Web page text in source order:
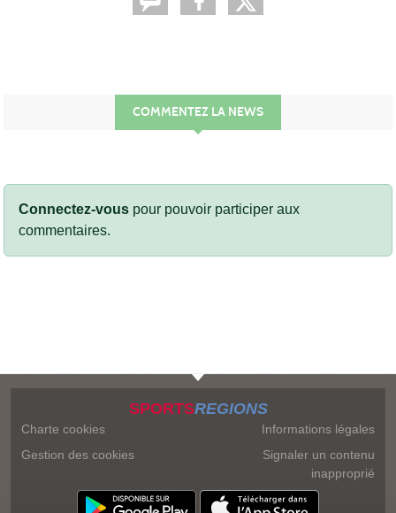
COMMENTEZ LA NEWS
Connectez-vous pour pouvoir participer aux
commentaires.
SPORTSREGIONS
Charte cookies
Gestion des cookies
Informations légales
Signaler un contenu
inapproprié